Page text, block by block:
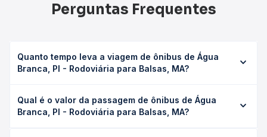
Perguntas Frequentes
Quanto tempo leva a viagem de ônibus de Água
Branca, PI - Rodoviária para Balsas, MA?
Balsas, MA leva em média 9h 42min, podendo variar
conforme a viação, o tipo de serviço (convencional,
Qual é o valor da passagem de ônibus de Água
Branca, PI - Rodoviária para Balsas, MA?